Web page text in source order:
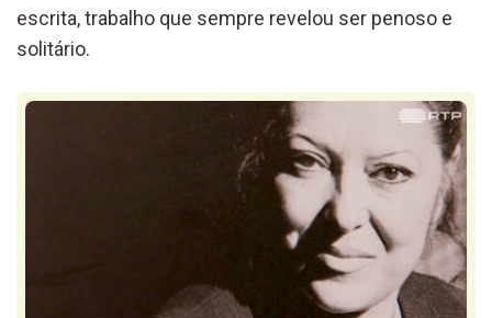
escrita, trabalho que sempre revelou ser penoso e
solitário.